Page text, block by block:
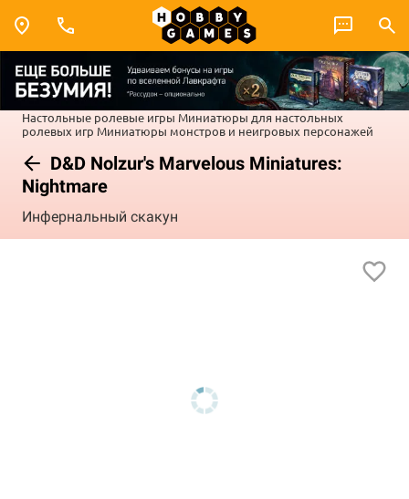
Настольные ролевые игры Миниатюры для настольных
ролевых игр Миниатюры монстров и неигровых персонажей
D&D Nolzur's Marvelous Miniatures:
Nightmare
Инфернальный скакун